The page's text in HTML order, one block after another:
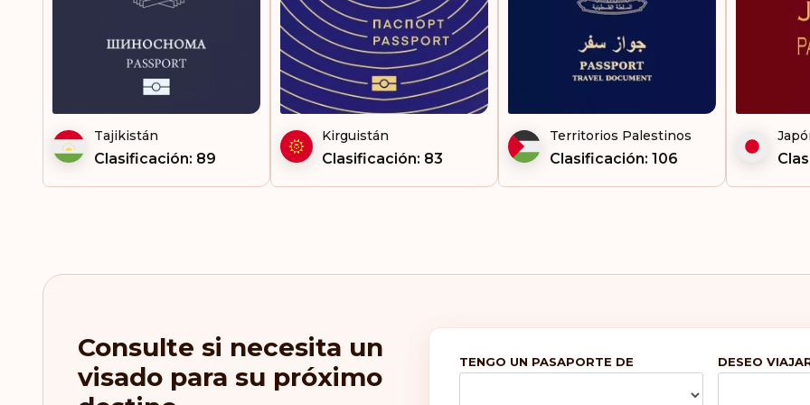
Tajikistán
Clasificación: 89
Kirguistán
Clasificación: 83
Territorios Palestinos
Clasificación: 106
Consulte si necesita un
visado para su próximo
TENGO UN PASAPORTE DE DESEO